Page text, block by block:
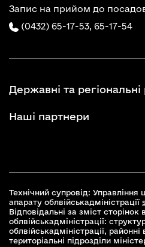
Запис на прийом до
(0432) 65-17-53, 65-17-54
Державні та регіональні
Наші партнери
Технічний супровід:
апарату облвійськадміністрації
Відповідальні за зміст сторінок
облвійськадміністрації:
облвійськадміністрації, районні
територіальні підрозділи